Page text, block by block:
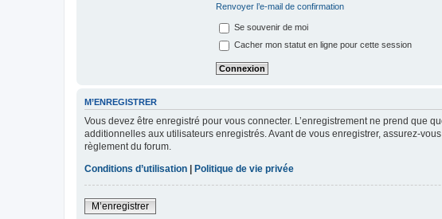
Renvoyer l’e-mail de confirmation
Se souvenir de moi
Cacher mon statut en ligne pour cette session
M’ENREGISTRER
Vous devez être enregistré pour vous connecter. L’enregistrement ne prend que
additionnelles aux utilisateurs enregistrés. Avant de vous enregistrer, assurez-
règlement du forum.
Conditions d’utilisation | Politique de vie privée
M’enregistrer